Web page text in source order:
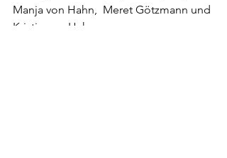
Manja von Hahn,  Meret Götzmann und
Kristin von Hahn